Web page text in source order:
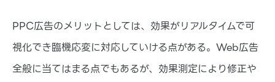
PPC広告のメリットとしては、効果がリアルタイムで可
視化でき臨機応変に対応していける点がある。Web広告
全般に当てはまる点でもあるが、効果測定により修正や